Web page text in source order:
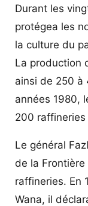
Durant les
protégea les
la culture du
La production
ainsi de 250 à
années 1980,
200 raffineries
Le général
de la
raffineries. En
Wana, il